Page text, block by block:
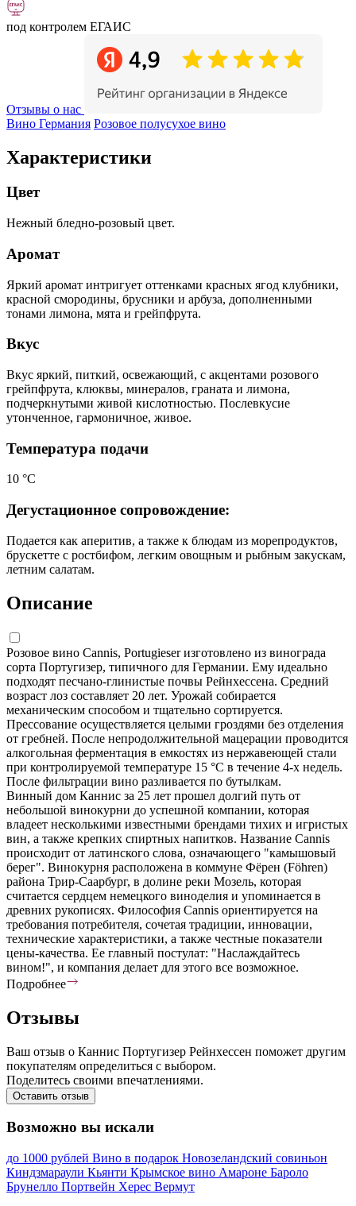
под контролем ЕГАИС
Отзывы о нас
Вино Германия Розовое полусухое вино
Характеристики
Цвет
Нежный бледно-розовый цвет.
Аромат
Яркий аромат интригует оттенками красных ягод клубники,
красной смородины, брусники и арбуза, дополненными
тонами лимона, мята и грейпфрута.
Вкус
Вкус яркий, питкий, освежающий, с акцентами розового
грейпфрута, клюквы, минералов, граната и лимона,
подчеркнутыми живой кислотностью. Послевкусие
утонченное, гармоничное, живое.
Температура подачи
10 °С
Дегустационное сопровождение:
Подается как аперитив, а также к блюдам из морепродуктов,
брускетте с ростбифом, легким овощным и рыбным закускам,
летним салатам.
Описание
Розовое вино Cannis, Portugieser изготовлено из винограда
сорта Португизер, типичного для Германии. Ему идеально
подходят песчано-глинистые почвы Рейнхессена. Средний
возраст лоз составляет 20 лет. Урожай собирается
механическим способом и тщательно сортируется.
Прессование осуществляется целыми гроздями без отделения
от гребней. После непродолжительной мацерации проводится
алкогольная ферментация в емкостях из нержавеющей стали
при контролируемой температуре 15 °С в течение 4-х недель.
После фильтрации вино разливается по бутылкам.
Винный дом Каннис за 25 лет прошел долгий путь от
небольшой винокурни до успешной компании, которая
владеет несколькими известными брендами тихих и игристых
вин, а также крепких спиртных напитков. Название Cannis
происходит от латинского слова, означающего "камышовый
берег". Винокурня расположена в коммуне Фёрен (Föhren)
района Трир-Саарбург, в долине реки Мозель, которая
считается сердцем немецкого виноделия и упоминается в
древних рукописях. Философия Cannis ориентируется на
требования потребителя, сочетая традиции, инновации,
технические характеристики, а также честные показатели
цены-качества. Ее главный постулат: "Наслаждайтесь
вином!", и компания делает для этого все возможное.
Подробнее
Отзывы
Ваш отзыв о Каннис Португизер Рейнхессен поможет другим
покупателям определиться с выбором.
Поделитесь своими впечатлениями.
Оставить отзыв
Возможно вы искали
до 1000 рублей Вино в подарок Новозеландский совиньон
Киндзмараули Кьянти Крымское вино Амароне Бароло
Брунелло Портвейн Херес Вермут